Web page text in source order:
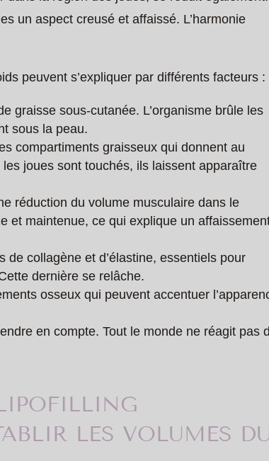
un aspect creusé et affaissé. L’harmonie
peuvent s’expliquer par différents facteurs :
graisse sous-cutanée. L’organisme brûle les
sous la peau.
compartiments graisseux qui donnent au
joues sont touchés, ils laissent apparaître
réduction du volume musculaire dans le
et maintenue, ce qui explique un
de collagène et d’élastine, essentiels pour
dernière se relâche.
osseux qui peuvent accentuer
en compte. Tout le monde ne réagit pas
LES VOLUMES DU